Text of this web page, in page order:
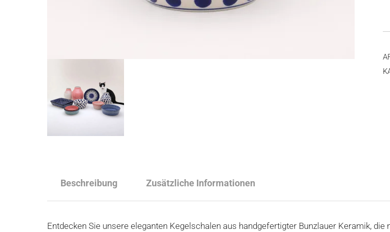
Beschreibung Zusätzliche Informationen
Entdecken Sie unsere eleganten Kegelschalen aus handgefertigter Bunzlauer Keramik,